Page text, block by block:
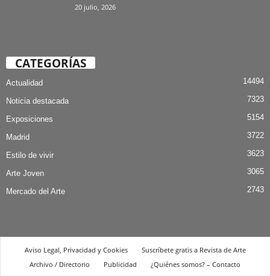
20 julio, 2026
CATEGORÍAS
Actualidad 14494
Noticia destacada 7323
Exposiciones 5154
Madrid 3722
Estilo de vivir 3623
Arte Joven 3065
Mercado del Arte 2743
Aviso Legal, Privacidad y Cookies
Suscríbete gratis a Revista de Arte
Archivo / Directorio
Publicidad ¿Quiénes somos? – Contacto